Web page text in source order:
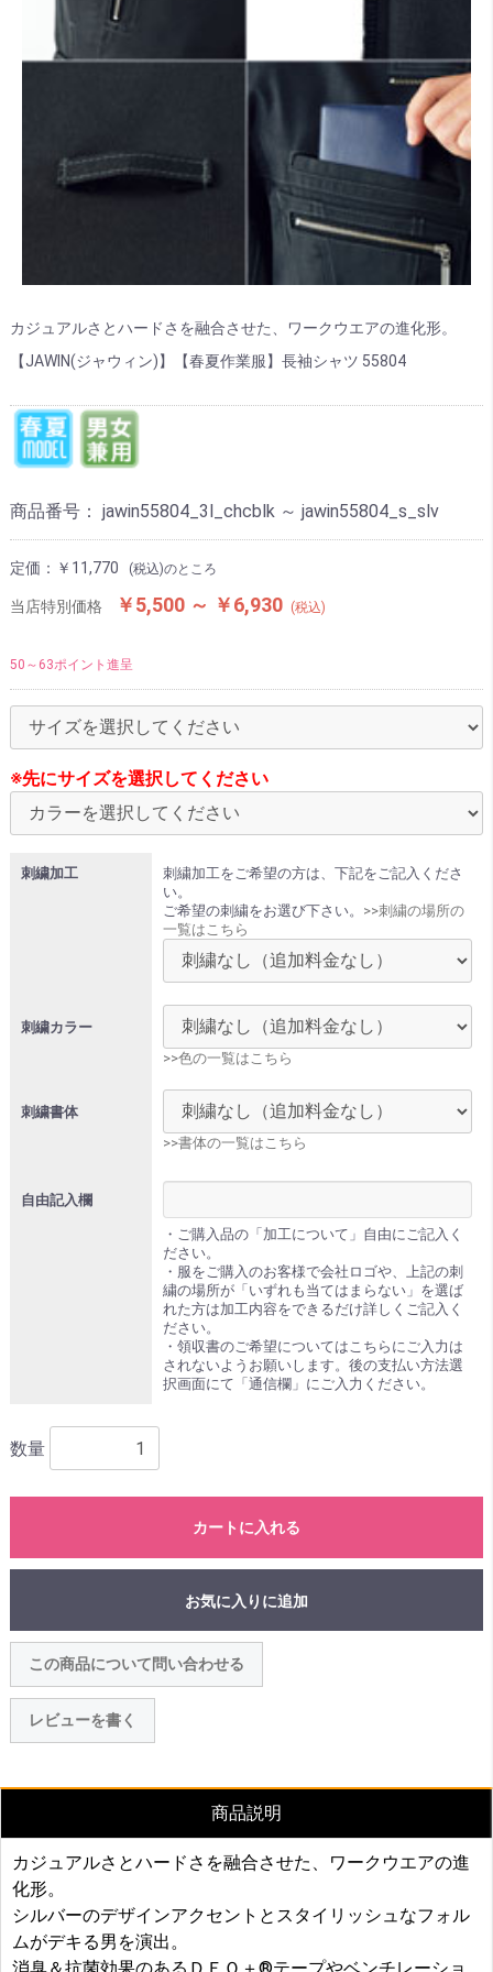
カジュアルさとハードさを融合させた、ワークウエアの進化形。
【JAWIN(ジャウィン)】【春夏作業服】長袖シャツ 55804
商品番号： jawin55804_3l_chcblk ～ jawin55804_s_slv
定価： ￥11,770 (税込)のところ
当店特別価格 ￥5,500 ～ ￥6,930 (税込)
50～63ポイント進呈
※先にサイズを選択してください
刺繍加工
刺繍加工をご希望の方は、下記をご記入くださ
い。
ご希望の刺繍をお選び下さい。 >>刺繍の場所の
一覧はこちら
刺繍カラー
>>色の一覧はこちら
刺繍書体
>>書体の一覧はこちら
自由記入欄
・ご購入品の「加工について」自由にご記入く
ださい。
・服をご購入のお客様で会社ロゴや、上記の刺
繍の場所が「いずれも当てはまらない」を選ば
れた方は加工内容をできるだけ詳しくご記入く
ださい。
・領収書のご希望についてはこちらにご入力は
されないようお願いします。後の支払い方法選
択画面にて「通信欄」にご入力ください。
数量
カートに入れる
お気に入りに追加
この商品について問い合わせる
レビューを書く
商品説明
カジュアルさとハードさを融合させた、ワークウエアの進
化形。
シルバーのデザインアクセントとスタイリッシュなフォル
ムがデキる男を演出。